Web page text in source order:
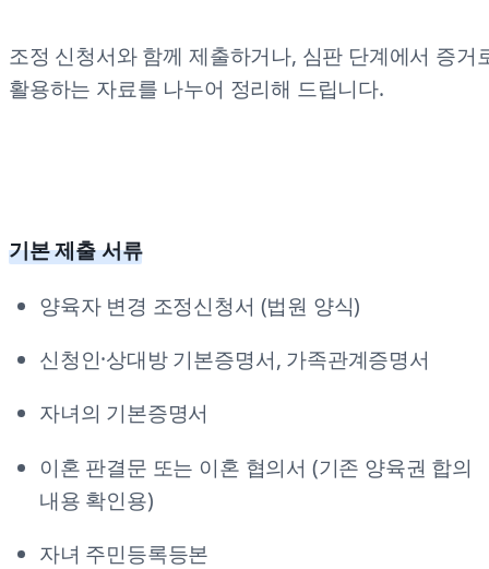
조정 신청서와 함께 제출하거나, 심판 단계에서 증거
활용하는 자료를 나누어 정리해 드립니다.
기본 제출 서류
양육자 변경 조정신청서 (법원 양식)
신청인·상대방 기본증명서, 가족관계증명서
자녀의 기본증명서
이혼 판결문 또는 이혼 협의서 (기존 양육권 합의
내용 확인용)
자녀 주민등록등본